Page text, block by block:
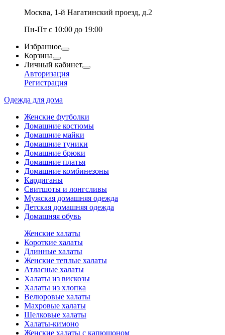
Москва, 1-й Нагатинский проезд, д.2
Пн-Пт с 10:00 до 19:00
Избранное
Корзина
Личный кабинет
Авторизация
Регистрация
Одежда для дома
Женские футболки
Домашние костюмы
Домашние майки
Домашние туники
Домашние брюки
Домашние платья
Домашние комбинезоны
Кардиганы
Свитшоты и лонгсливы
Мужская домашняя одежда
Детская домашняя одежда
Домашняя обувь
Женские халаты
Короткие халаты
Длинные халаты
Женские теплые халаты
Атласные халаты
Халаты из вискозы
Халаты из хлопка
Велюровые халаты
Махровые халаты
Шелковые халаты
Халаты-кимоно
Женские халаты с капюшоном